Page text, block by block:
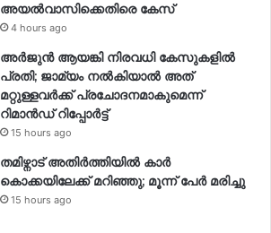
അയൽവാസിക്കെതിരെ കേസ്
4 hours ago
അര്‍ജുന്‍ ആയങ്കി നിരവധി കേസുകളില്‍
പ്രതി; ജാമ്യം നല്‍കിയാല്‍ അത്
മറ്റുള്ളവര്‍ക്ക് പ്രചോദനമാകുമെന്ന്
റിമാന്‍ഡ് റിപ്പോര്‍ട്ട്
15 hours ago
തമിഴ്നാട് അതിർത്തിയിൽ കാർ
കൊക്കയിലേക്ക് മറിഞ്ഞു; മൂന്ന് പേർ മരിച്ചു
15 hours ago